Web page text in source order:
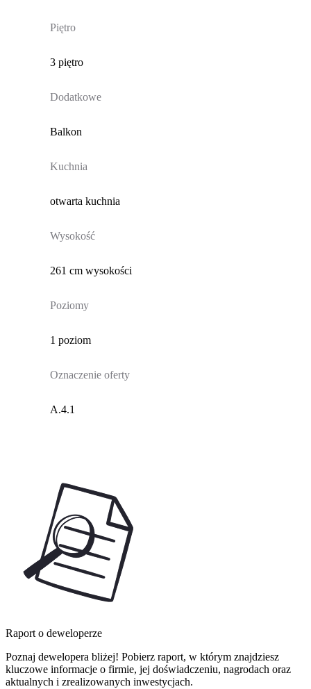
Piętro
3 piętro
Dodatkowe
Balkon
Kuchnia
otwarta kuchnia
Wysokość
261 cm wysokości
Poziomy
1 poziom
Oznaczenie oferty
A.4.1
Raport o deweloperze
Poznaj dewelopera bliżej! Pobierz raport, w którym znajdziesz
kluczowe informacje o firmie, jej doświadczeniu, nagrodach oraz
aktualnych i zrealizowanych inwestycjach.